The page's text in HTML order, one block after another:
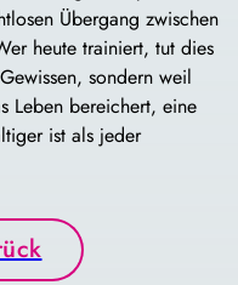
Übergang zwischen
heute trainiert, tut dies
sondern weil
Leben bereichert, eine
ist als jeder